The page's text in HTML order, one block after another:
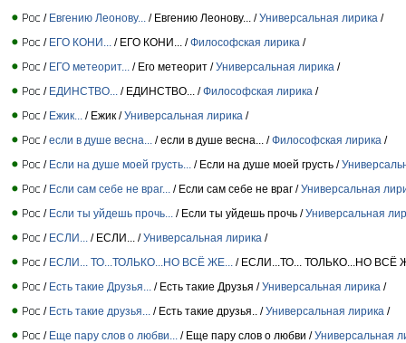
/ Евгению Леонову... / Евгению Леонову... /Универсальная лирика /
/ ЕГО КОНИ... / ЕГО КОНИ... /Философская лирика /
/ ЕГО метеорит... / Его метеорит /Универсальная лирика /
/ ЕДИНСТВО... / ЕДИНСТВО... /Философская лирика /
/ Ежик... / Ежик /Универсальная лирика /
/если в душе весна... / если в душе весна... /Философская лирика /
/ Если на душе моей грусть... / Если на душе моей грусть /
/ Если сам себе не враг... / Если сам себе не враг /Универсальная
/ Если ты уйдешь прочь... / Если ты уйдешь прочь /Универсальная
/ ЕСЛИ... / ЕСЛИ... /Универсальная лирика /
/ ЕСЛИ... ТО...ТОЛЬКО...НО ВСЁ ЖЕ...
/ ЕСЛИ...ТО... ТОЛЬКО...НО ВСЁ
/ Есть такие Друзья... / Есть такие Друзья /Универсальная лирика /
/ Есть такие друзья... / Есть такие друзья.. /Универсальная лирика /
/ Еще пару слов о любви... / Еще пару слов о любви /Универсальная